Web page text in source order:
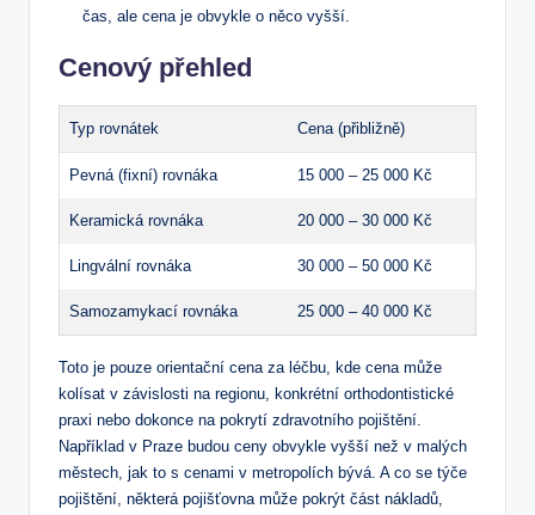
čas, ale cena je obvykle o něco vyšší.
Cenový přehled
Typ rovnátek Cena (přibližně)
Pevná (fixní) rovnáka 15 000 – 25 000 Kč
Keramická rovnáka 20 000 – 30 000 Kč
Lingvální rovnáka 30 000 – 50 000 Kč
Samozamykací rovnáka 25 000 – 40 000 Kč
Toto je pouze orientační cena za léčbu, kde cena může
kolísat v závislosti na regionu, konkrétní orthodontistické
praxi nebo dokonce na pokrytí zdravotního pojištění.
Například v Praze budou ceny obvykle vyšší než v malých
městech, jak to s cenami v metropolích bývá. A co se týče
pojištění, některá pojišťovna může pokrýt část nákladů,